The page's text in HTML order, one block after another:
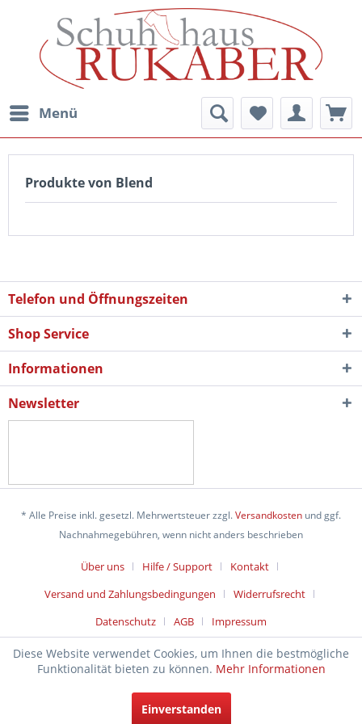
Menü
Produkte von Blend
Telefon und Öffnungszeiten
Shop Service
Informationen
Newsletter
* Alle Preise inkl. gesetzl. Mehrwertsteuer zzgl.Versandkosten und ggf.
Nachnahmegebühren, wenn nicht anders beschrieben
Über uns Hilfe / Support
Kontakt
Versand und Zahlungsbedingungen
Widerrufsrecht
Datenschutz
AGB Impressum
Diese Website verwendet Cookies, um Ihnen die bestmögliche
Funktionalität bieten zu können. Mehr Informationen
Einverstanden